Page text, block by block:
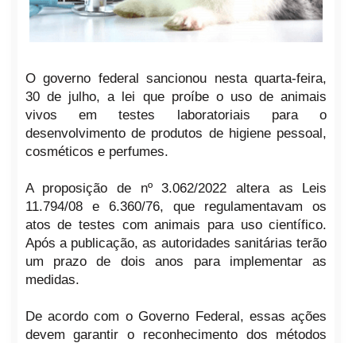
O governo federal sancionou nesta quarta-feira,
30 de julho, a lei que proíbe o uso de animais
vivos em testes laboratoriais para o
desenvolvimento de produtos de higiene pessoal,
cosméticos e perfumes.
A proposição de nº 3.062/2022 altera as Leis
11.794/08 e 6.360/76, que regulamentavam os
atos de testes com animais para uso científico.
Após a publicação, as autoridades sanitárias terão
um prazo de dois anos para implementar as
medidas.
De acordo com o Governo Federal, essas ações
devem garantir o reconhecimento dos métodos